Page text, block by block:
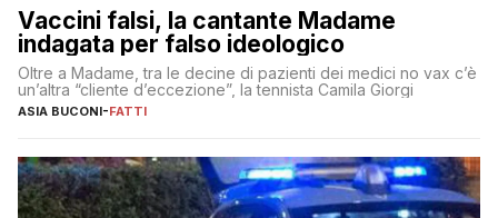
Vaccini falsi, la cantante Madame
indagata per falso ideologico
Oltre a Madame, tra le decine di pazienti dei medici no vax c’è
un’altra “cliente d’eccezione”, la tennista Camila Giorgi
ASIA BUCONI-FATTI